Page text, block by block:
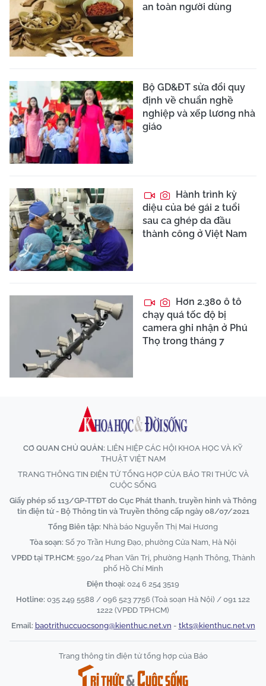
an toàn người dùng
Bộ GD&ĐT sửa đổi quy
định về chuẩn nghề
nghiệp và xếp lương nhà
giáo
Hành trình kỳ
diệu của bé gái 2 tuổi
sau ca ghép da đầu
thành công ở Việt Nam
Hơn 2.380 ô tô
chạy quá tốc độ bị
camera ghi nhận ở Phú
Thọ trong tháng 7
CƠ QUAN CHỦ QUẢN: LIÊN HIỆP CÁC HỘI KHOA HỌC VÀ KỸ
THUẬT VIỆT NAM
TRANG THÔNG TIN ĐIỆN TỬ TỔNG HỢP CỦA BÁO TRI THỨC VÀ
CUỘC SỐNG
Giấy phép số 113/GP-TTĐT do Cục Phát thanh, truyền hình và Thông
tin điện tử - Bộ Thông tin và Truyền thông cấp ngày 08/07/2021
Tổng Biên tập: Nhà báo Nguyễn Thị Mai Hương
Tòa soạn: Số 70 Trần Hưng Đạo, phường Cửa Nam, Hà Nội
VPĐD tại TP.HCM: 590/24 Phan Văn Trị, phường Hạnh Thông, Thành
phố Hồ Chí Minh
Điện thoại: 024 6 254 3519
Hotline: 035 249 5588 / 096 523 7756 (Toà soạn Hà Nội) / 091 122
1222 (VPĐD TPHCM)
Email: baotrithuccuocsong@kienthuc.net.vn - tkts@kienthuc.net.vn
Trang thông tin điện tử tổng hợp của Báo